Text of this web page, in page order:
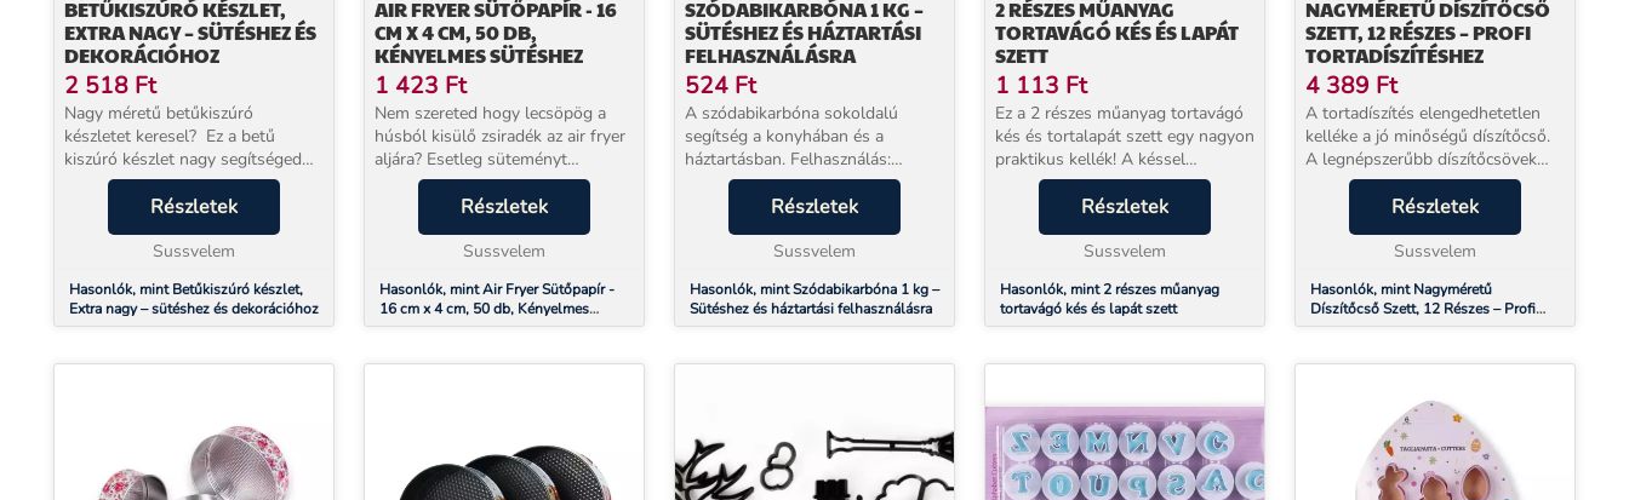
BETŰKISZÚRÓ KÉSZLET,
EXTRA NAGY – SÜTÉSHEZ ÉS
DEKORÁCIÓHOZ
2 518 Ft
Nagy méretű betűkiszúró
készletet keresel? Ez a betű
kiszúró készlet nagy segítséged
lesz a tortafeliratok készítésében.
Segítségével azonos méretű és
formájú betűket készíthetsz
marcipánból vagy...
Részletek
Sussvelem
Hasonlók, mint Betűkiszúró készlet,
Extra nagy – sütéshez és dekorációhoz
AIR FRYER SÜTŐPAPÍR - 16
CM X 4 CM, 50 DB,
KÉNYELMES SÜTÉSHEZ
1 423 Ft
Nem szereted hogy lecsöpög a
húsból kisülő zsiradék az air fryer
aljára? Esetleg süteményt
szeretnél sütni a forrólevegős
sütőben? Ez a 16 cm-es kerek air
fryer sütőpapír forrólevegős
sütőkhöz készült...
Részletek
Sussvelem
Hasonlók, mint Air Fryer Sütőpapír -
16 cm x 4 cm, 50 db, Kényelmes
Sütéshez
SZÓDABIKARBÓNA 1 KG –
SÜTÉSHEZ ÉS HÁZTARTÁSI
FELHASZNÁLÁSRA
524 Ft
A szódabikarbóna sokoldalú
segítség a konyhában és a
háztartásban. Felhasználás:
Süteményekhez: receptekben
megadott adagolás szerint - kb.
500 g liszthez 1 teáskanálnyi (kb.
5 g). Zöldségekhez...
Részletek
Sussvelem
Hasonlók, mint Szódabikarbóna 1 kg –
Sütéshez és háztartási felhasználásra
2 RÉSZES MŰANYAG
TORTAVÁGÓ KÉS ÉS LAPÁT
SZETT
1 113 Ft
Ez a 2 részes műanyag tortavágó
kés és tortalapát szett egy nagyon
praktikus kellék! A késsel
könnyedén felszeletelheted az
ünnepi tortát, a lapáttal pedig
egyszerűen a tányérra
szervírozhatod. ...
Részletek
Sussvelem
Hasonlók, mint 2 részes műanyag
tortavágó kés és lapát szett
NAGYMÉRETŰ DÍSZÍTŐCSŐ
SZETT, 12 RÉSZES – PROFI
TORTADÍSZÍTÉSHEZ
4 389 Ft
A tortadíszítés elengedhetetlen
kelléke a jó minőségű díszítőcső.
A legnépszerűbb díszítőcsövek
egyike a csillag és rózsa
díszítőcső, segítségével
gyönyörű díszítést tudsz a tortára,
süteményekre kész...
Részletek
Sussvelem
Hasonlók, mint Nagyméretű
Díszítőcső Szett, 12 Részes – Profi
Tortadíszítéshez